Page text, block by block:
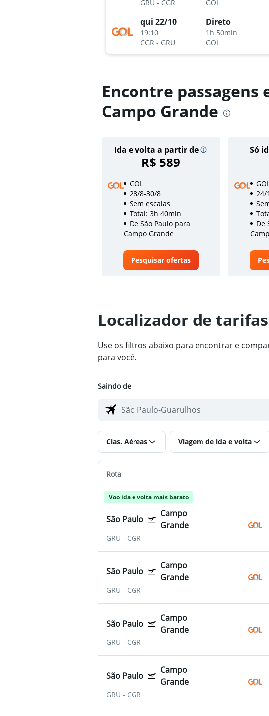
GRU - CGR
GOL
qui 22/10
19:10
CGR - GRU
Direto
1h 50min
GOL
Encontre passagens
Campo Grande
Ida e volta a partir de
R$ 589
Só
GOL
28/8-30/8
Sem escalas
Total: 3h 40min
De São Paulo para
Campo Grande
Pesquisar ofertas
GOL
24/
De
Localizador de
Use os filtros abaixo para encontrar e
para você.
Saindo de
Cias. Aéreas Viagem de ida e volta
Rota
Voo ida e volta mais barato
São Paulo
Campo
Grande
GRU - CGR
São Paulo
Campo
Grande
GRU - CGR
São Paulo
Campo
Grande
GRU - CGR
São Paulo
Campo
Grande
GRU - CGR